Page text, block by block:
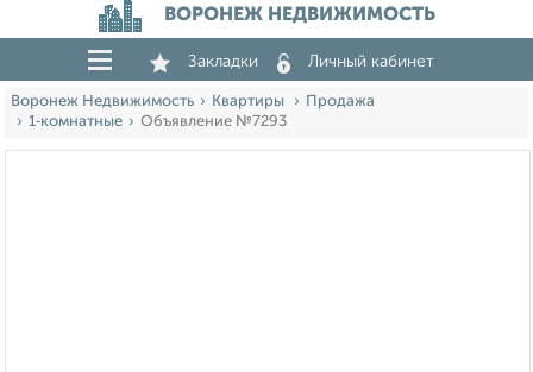
ВОРОНЕЖ НЕДВИЖИМОСТЬ
Закладки Личный кабинет
Воронеж Недвижимость Квартиры
Продажа
1‑комнатные
Объявление №7293